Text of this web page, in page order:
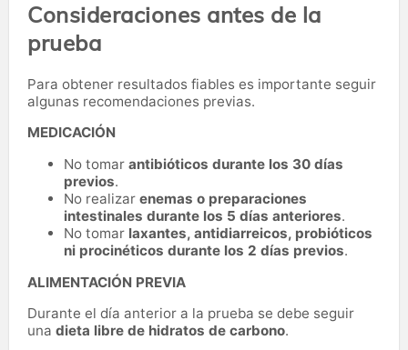
Consideraciones antes de la
prueba
Para obtener resultados fiables es importante seguir
algunas recomendaciones previas.
MEDICACIÓN
No tomar antibióticos durante los 30 días
previos.
No realizar enemas o preparaciones
intestinales durante los 5 días anteriores.
No tomar laxantes, antidiarreicos, probióticos
ni procinéticos durante los 2 días previos.
ALIMENTACIÓN PREVIA
Durante el día anterior a la prueba se debe seguir
una dieta libre de hidratos de carbono.